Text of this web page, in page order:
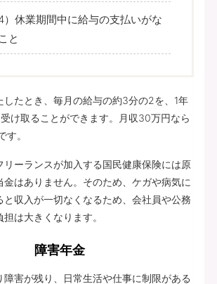
4）休業期間中に給与の支払いがな
と
したとき、毎月の給与の約3分の2を、1年
け取ることができます。月収30万円なら
。
リーランスが加入する国民健康保険には原
金はありません。そのため、ケガや病気に
と収入が一切なくなるため、会社員や公務
は大きくなります。
障害年金
障害が残り、日常生活や仕事に制限がある